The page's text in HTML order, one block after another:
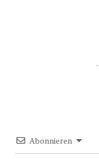
Abonnieren